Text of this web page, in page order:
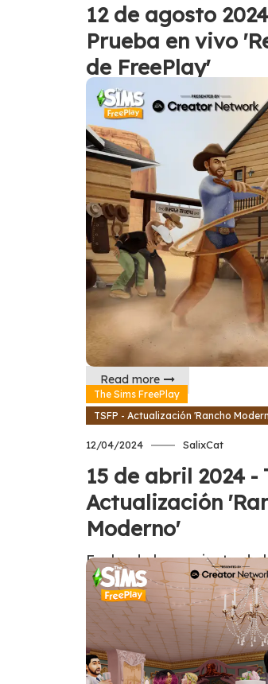
12 de agosto
Prueba en vivo
de FreePlay'
Únete a la prueba de diez
Replay’, celebrando
momentos más icónicos
actualizaciones del
prueba, podrás
plantillas de casas y
‘Lavandería de Lujo’,
‘Reunión Sofisticada’,
Ensueño’ y
Tagged#EACreatorNetwork
Read more
The Sims FreePlay
TSFP - Actualización 'Rancho
12/04/2024 SalixCat
15 de abril 2024 -
Actualización
Moderno'
Fecha de lanzamiento de
en las tiendas de
abril, 2024. Hora: 10:30
Tagged#EACreatorNetwork ,
#TheSimsFreeplay,Update